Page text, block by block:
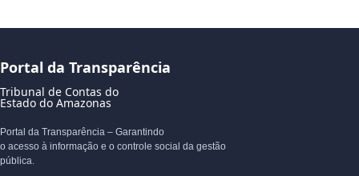
Portal da Transparência
Tribunal de Contas do
Estado do Amazonas
Portal da Transparência – Garantindo
o acesso à informação e o controle social da gestão
pública.